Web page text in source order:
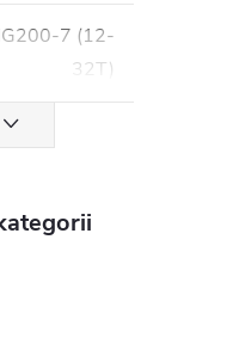
7 (12-
32T)